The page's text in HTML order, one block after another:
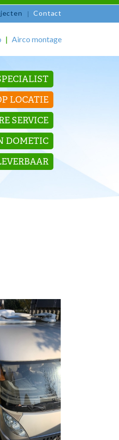
Contact
Airco montage
LOCATIE
SERVICE
DOMETIC